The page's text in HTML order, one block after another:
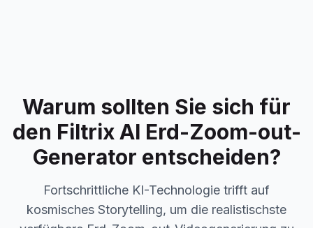
Warum sollten Sie sich für
den Filtrix AI Erd-Zoom-out-
Generator entscheiden?
Fortschrittliche KI-Technologie trifft auf
kosmisches Storytelling, um die realistischste